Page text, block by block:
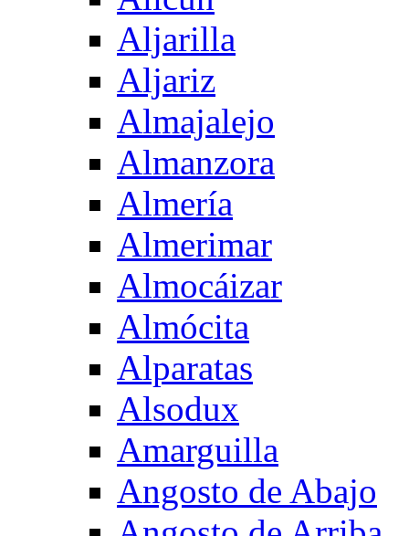
Aljarilla
Aljariz
Almajalejo
Almanzora
Almería
Almerimar
Almocáizar
Almócita
Alparatas
Alsodux
Amarguilla
Angosto de Abajo